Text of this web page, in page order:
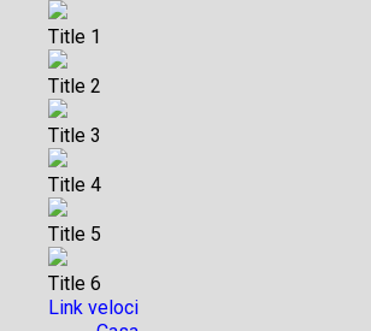
Title 1
Title 2
Title 3
Title 4
Title 5
Title 6
Link veloci